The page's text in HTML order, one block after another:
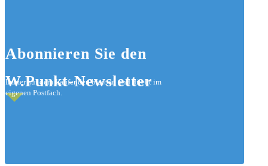
Abonnieren Sie den
W.Punkt-Newsletter
Immer auf dem Laufenden bleiben und direkt im
eigenen Postfach.